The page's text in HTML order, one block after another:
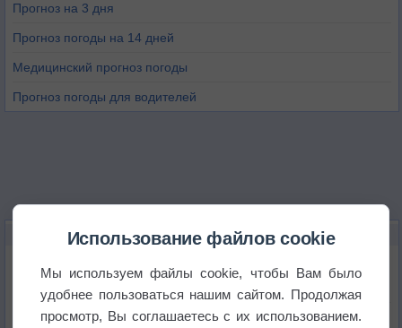
Прогноз на 3 дня
Прогноз погоды на 14 дней
Медицинский прогноз погоды
Прогноз погоды для водителей
НОВОЕ О ПОГОДЕ
Приложение построит маршрут через тень
Использование файлов cookie
Мы используем файлы cookie, чтобы Вам было
удобнее пользоваться нашим сайтом. Продолжая
просмотр, Вы соглашаетесь с их использованием.